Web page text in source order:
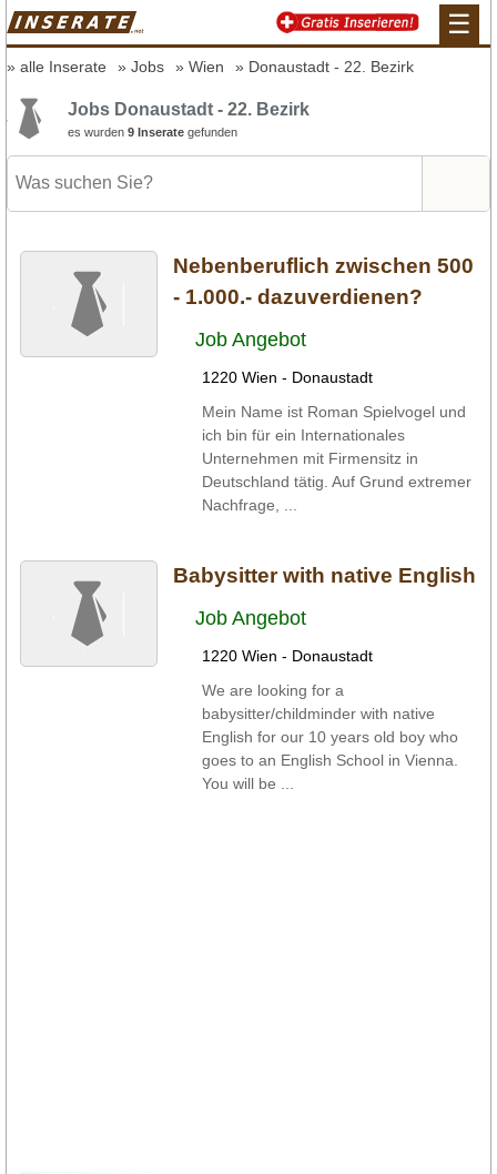
☰
alle Inserate Jobs Wien Donaustadt - 22. Bezirk
Jobs Donaustadt - 22. Bezirk
es wurden 9 Inserate gefunden
Nebenberuflich zwischen 500
- 1.000.- dazuverdienen?
Job Angebot
1220 Wien - Donaustadt
Mein Name ist Roman Spielvogel und
ich bin für ein Internationales
Unternehmen mit Firmensitz in
Deutschland tätig. Auf Grund extremer
Nachfrage, ...
Babysitter with native English
Job Angebot
1220 Wien - Donaustadt
We are looking for a
babysitter/childminder with native
English for our 10 years old boy who
goes to an English School in Vienna.
You will be ...